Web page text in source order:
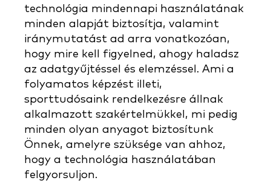
technológia mindennapi használatának
minden alapját biztosítja, valamint
iránymutatást ad arra vonatkozóan,
hogy mire kell figyelned, ahogy haladsz
az adatgyűjtéssel és elemzéssel. Ami a
folyamatos képzést illeti,
sporttudósaink rendelkezésre állnak
alkalmazott szakértelmükkel, mi pedig
minden olyan anyagot biztosítunk
Önnek, amelyre szüksége van ahhoz,
hogy a technológia használatában
felgyorsuljon.